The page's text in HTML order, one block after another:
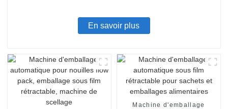
En savoir plus
Machine d'emballage